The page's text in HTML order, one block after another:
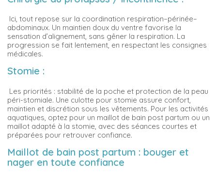
Ici, tout repose sur la coordination respiration–périnée–
abdominaux. Un maintien doux du ventre favorise la
sensation d’alignement, sans gêner la respiration. La
progression se fait lentement, en respectant les consignes
médicales.
Stomie :
Les priorités : stabilité de la poche et protection de la peau
péri-stomiale. Une culotte pour stomie assure confort,
maintien et discrétion sous les vêtements. Pour les activités
aquatiques, optez pour un maillot de bain post partum ou un
maillot adapté à la stomie, avec des séances courtes et
préparées pour retrouver confiance.
Maillot de bain post partum : bouger et
nager en toute confiance